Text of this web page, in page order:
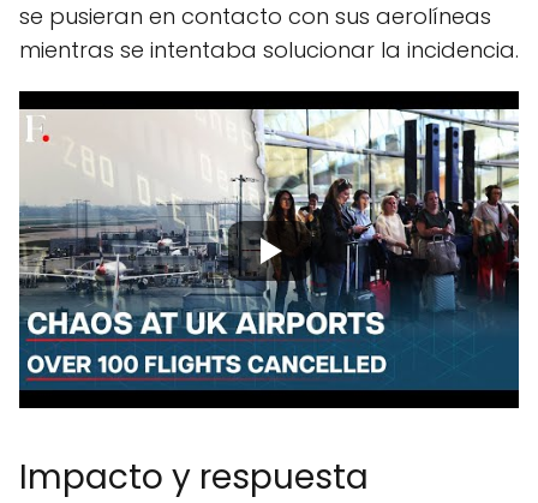
se pusieran en contacto con sus aerolíneas
mientras se intentaba solucionar la incidencia.
Impacto y respuesta